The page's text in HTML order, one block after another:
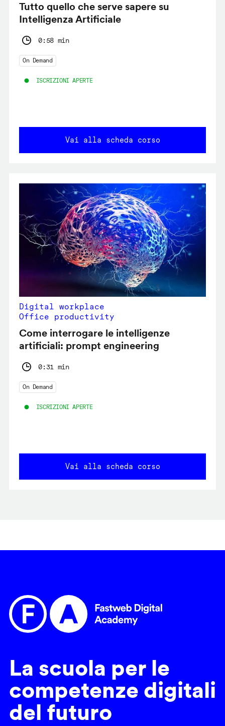
Tutto quello che serve sapere su
Intelligenza Artificiale
0:58 min
On Demand
ISCRIZIONI APERTE
Vai alla scheda corso
Digital workplace
Office productivity
Come interrogare le intelligenze
artificiali: prompt engineering
0:31 min
On Demand
ISCRIZIONI APERTE
Vai alla scheda corso
La scuola per le
competenze digitali
del futuro